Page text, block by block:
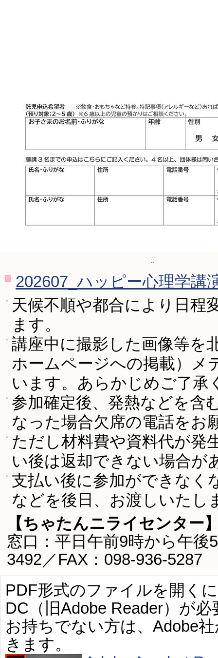
..
202607_ハッピー心理学講
天候不順や都合により日程
ます。
講座中に撮影した画像等を
ホームページへの掲載）メ
います。あらかじめご了承
参加確定後、発熱などを含
なった場合欠席の電話をお
ただし材料費や資料代が発
い後は返却できない場合が
支払い後に参加ができなく
などを後日、お渡しいたし
【ちゃたんニライセンター
窓口：平日午前9時から午後
3492／FAX：098-936-5287
PDF形式のファイルを開く
DC（旧Adobe Reader）が必
お持ちでない方は、Adobe
きます。